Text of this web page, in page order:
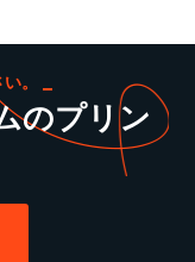
。
のプリン